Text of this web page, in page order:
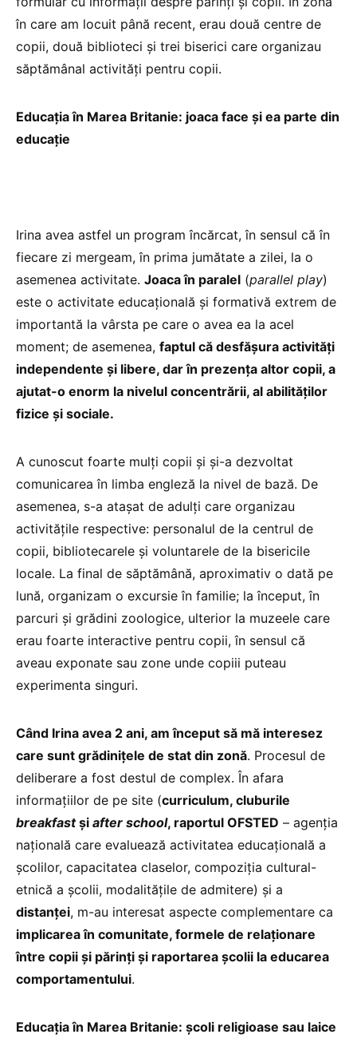
în care am locuit până recent, erau două centre de
copii, două biblioteci și trei biserici care organizau
săptămânal activități pentru copii.
Educația în Marea Britanie: joaca face şi ea parte din
educaţie
Irina avea astfel un program încărcat, în sensul că în
fiecare zi mergeam, în prima jumătate a zilei, la o
asemenea activitate. Joaca în paralel (parallel play)
este o activitate educațională și formativă extrem de
importantă la vârsta pe care o avea ea la acel
moment; de asemenea, faptul că desfășura activități
independente și libere, dar în prezența altor copii, a
ajutat-o enorm la nivelul concentrării, al abilităților
fizice și sociale.
A cunoscut foarte mulți copii și și-a dezvoltat
comunicarea în limba engleză la nivel de bază. De
asemenea, s-a atașat de adulți care organizau
activitățile respective: personalul de la centrul de
copii, bibliotecarele și voluntarele de la bisericile
locale. La final de săptămână, aproximativ o dată pe
lună, organizam o excursie în familie; la început, în
parcuri și grădini zoologice, ulterior la muzeele care
erau foarte interactive pentru copii, în sensul că
aveau exponate sau zone unde copiii puteau
experimenta singuri.
Când Irina avea 2 ani, am început să mă interesez
care sunt grădinițele de stat din zonă. Procesul de
deliberare a fost destul de complex. În afara
informațiilor de pe site (curriculum, cluburile
breakfastși after school, raportul OFSTED – agenția
națională care evaluează activitatea educațională a
școlilor, capacitatea claselor, compoziția cultural-
etnică a școlii, modalitățile de admitere) și a
distanței, m-au interesat aspecte complementare ca
implicarea în comunitate, formele de relaționare
între copii și părinți și raportarea școlii la educarea
comportamentului.
Educația în Marea Britanie: şcoli religioase sau laice